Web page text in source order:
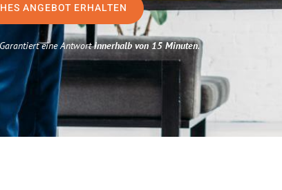
ANGEBOT ERHALTEN
eine Antwortinnerhalb von 15 Minuten.